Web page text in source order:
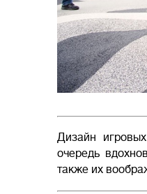
Дизайн
очередь
также их